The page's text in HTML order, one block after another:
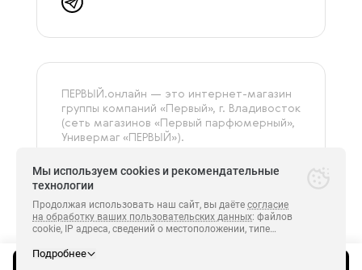
ПЕРВЫЙ.онлайн — это интернет-магазин
группы компаний «‎Первый», г. Владивосток
(сеть магазинов «Первый парфюмерный»,
Универмаг «ПЕРВЫЙ»).
оригинальная и сертифицированная
продукция.
Все права защищены.
ПЕРВЫЙ 2014-2026.
Мы используем cookies и рекомендательные
технологии
Продолжая использовать наш сайт, вы даёте согласие
на обработку ваших пользовательских данных: файлов
cookie, IP адреса, сведений о местоположении, типе
с которых были совершены переходы на сайт
Подробнее